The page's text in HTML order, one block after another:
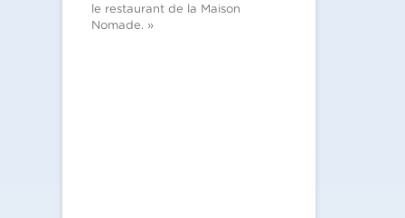
le restaurant de la Maison
Nomade. »